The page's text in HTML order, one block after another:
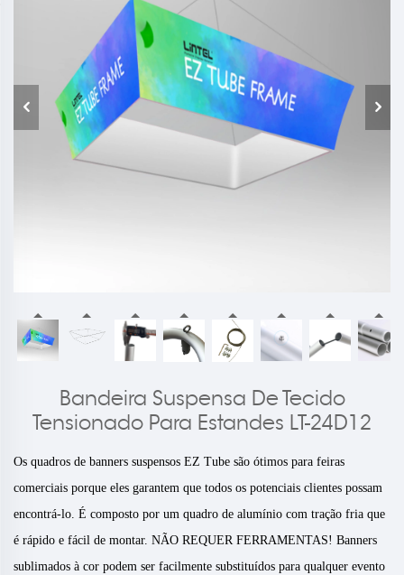
Bandeira Suspensa De Tecido
Tensionado Para Estandes LT-24D12
Os quadros de banners suspensos EZ Tube são ótimos para feiras
comerciais porque eles garantem que todos os potenciais clientes possam
encontrá-lo. É composto por um quadro de alumínio com tração fria que
é rápido e fácil de montar. NÃO REQUER FERRAMENTAS! Banners
sublimados à cor podem ser facilmente substituídos para qualquer evento